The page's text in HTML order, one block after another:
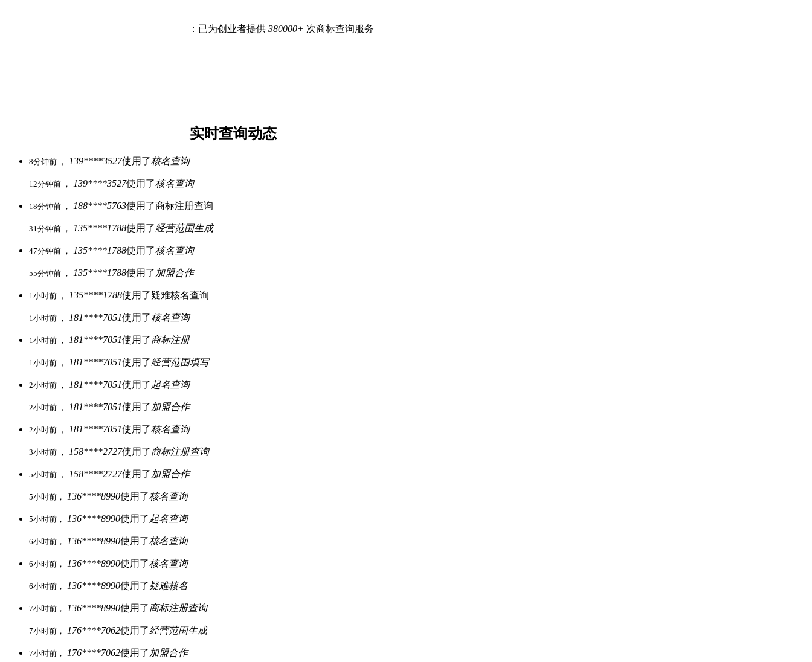
：已为创业者提供 380000+ 次商标查询服务
实时查询动态
8分钟前 ， 139****3527使用了核名查询
12分钟前 ， 139****3527使用了核名查询
18分钟前 ， 188****5763使用了商标注册查询
31分钟前 ， 135****1788使用了经营范围生成
47分钟前 ， 135****1788使用了核名查询
55分钟前 ， 135****1788使用了 加盟合作
1小时前 ， 135****1788使用了疑难核名查询
1小时前 ， 181****7051使用了核名查询
1小时前 ， 181****7051使用了 商标注册
1小时前 ， 181****7051使用了经营范围填写
2小时前 ， 181****7051使用了 起名查询
2小时前 ， 181****7051使用了 加盟合作
2小时前 ， 181****7051使用了核名查询
3小时前 ， 158****2727使用了 商标注册查询
5小时前 ， 158****2727使用了 加盟合作
5小时前， 136****8990使用了核名查询
5小时前， 136****8990使用了 起名查询
6小时前， 136****8990使用了核名查询
6小时前， 136****8990使用了核名查询
6小时前， 136****8990使用了 疑难核名
7小时前， 136****8990使用了 商标注册查询
7小时前， 176****7062使用了经营范围生成
7小时前， 176****7062使用了 加盟合作